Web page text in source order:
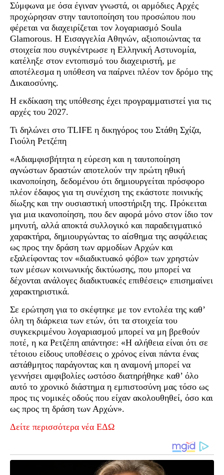
Σύμφωνα με όσα έγιναν γνωστά, οι αρμόδιες Αρχές
προχώρησαν στην ταυτοποίηση του προσώπου που
φέρεται να διαχειρίζεται τον λογαριασμό Soula
Glamorous. Η Εισαγγελία Αθηνών, αξιοποιώντας τα
στοιχεία που συγκέντρωσε η Ελληνική Αστυνομία,
κατέληξε στον εντοπισμό του διαχειριστή, με
αποτέλεσμα η υπόθεση να παίρνει πλέον τον δρόμο της
Δικαιοσύνης.
Η εκδίκαση της υπόθεσης έχει προγραμματιστεί για τις
αρχές του 2027.
Τι δηλώνει στο TLIFE η δικηγόρος του Στάθη Σχίζα,
Γιούλη Ρετζέπη
«Αδιαμφισβήτητα η εύρεση και η ταυτοποίηση
αγνώστων δραστών αποτελούν την πρώτη ηθική
ικανοποίηση, δεδομένου ότι δημιουργείται πρόσφορο
πλέον έδαφος για τη συνέχιση της εκάστοτε ποινικής
δίωξης και την ουσιαστική υποστήριξη της. Πρόκειται
για μια ικανοποίηση, που δεν αφορά μόνο στον ίδιο τον
μηνυτή, αλλά αποκτά συλλογικό και παραδειγματικό
χαρακτήρα, δημιουργώντας το αίσθημα της ασφάλειας
ως προς την δράση των αρμοδίων Αρχών και
εξαλείφοντας τον «διαδικτυακό φόβο» των χρηστών
των μέσων κοινωνικής δικτύωσης, που μπορεί να
δέχονται ανάλογες διαδικτυακές επιθέσεις» επισημαίνει
χαρακτηριστικά.
Σε ερώτηση για το σκέφτηκε με τον εντολέα της καθ’
όλη τη διάρκεια των ετών, ότι τα στοιχεία του
συγκεκριμένου λογαριασμού μπορεί να μη βρεθούν
ποτέ, η κα Ρετζέπη απάντησε: «Η αλήθεια είναι ότι σε
τέτοιου είδους υποθέσεις ο χρόνος είναι πάντα ένας
αστάθμητος παράγοντας και η αναμονή μπορεί να
γεννήσει αμφιβολίες ωστόσο διατηρήθηκε καθ’ όλο
αυτό το χρονικό διάστημα η εμπιστοσύνη μας τόσο ως
προς τις νομικές οδούς που είχαν ακολουθηθεί, όσο και
ως προς τη δράση των Αρχών».
Δείτε περισσότερα νέα ΕΔΩ